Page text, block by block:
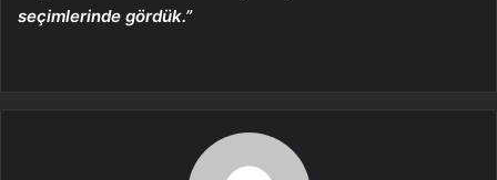
seçimlerinde gördük.”